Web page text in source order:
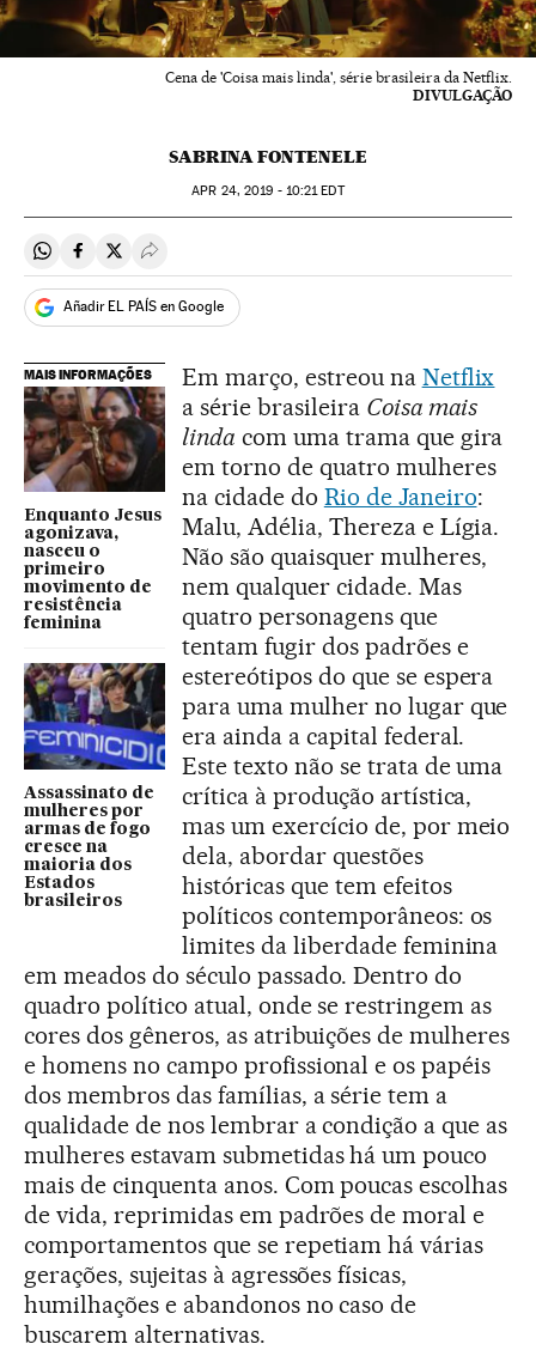
Cena de 'Coisa mais linda', série brasileira da Netflix.
DIVULGAÇÃO
SABRINA FONTENELE
APR 24, 2019 - 10:21EDT
Compartir en Whatsapp
Compartir en Facebook
Compartir en Twitter
Desplegar Redes Sociales
Añadir EL PAÍS en Google
MAIS INFORMAÇÕES
Enquanto Jesus
agonizava,
nasceu o
primeiro
movimento de
resistência
feminina
Assassinato de
mulheres por
armas de fogo
cresce na
maioria dos
Estados
brasileiros
Em março, estreou na Netflix
a série brasileira Coisa mais
linda com uma trama que gira
em torno de quatro mulheres
na cidade do Rio de Janeiro:
Malu, Adélia, Thereza e Lígia.
Não são quaisquer mulheres,
nem qualquer cidade. Mas
quatro personagens que
tentam fugir dos padrões e
estereótipos do que se espera
para uma mulher no lugar que
era ainda a capital federal.
Este texto não se trata de uma
crítica à produção artística,
mas um exercício de, por meio
dela, abordar questões
históricas que tem efeitos
políticos contemporâneos: os
limites da liberdade feminina
em meados do século passado. Dentro do
quadro político atual, onde se restringem as
cores dos gêneros, as atribuições de mulheres
e homens no campo profissional e os papéis
dos membros das famílias, a série tem a
qualidade de nos lembrar a condição a que as
mulheres estavam submetidas há um pouco
mais de cinquenta anos. Com poucas escolhas
de vida, reprimidas em padrões de moral e
comportamentos que se repetiam há várias
gerações, sujeitas à agressões físicas,
humilhações e abandonos no caso de
buscarem alternativas.